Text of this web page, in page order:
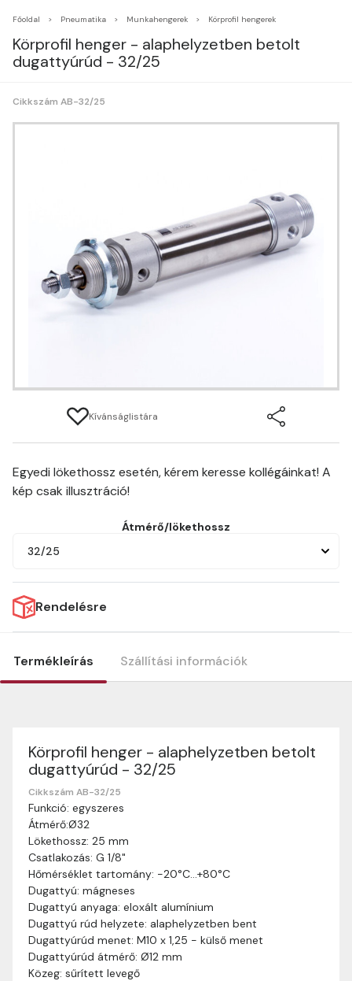
Főoldal Pneumatika Munkahengerek Körprofil hengerek
Körprofil henger - alaphelyzetben betolt
dugattyúrúd - 32/25
Cikkszám AB-32/25
Kívánságlistára
Egyedi lökethossz esetén, kérem keresse kollégáinkat! A
kép csak illusztráció!
Átmérő/lökethossz
32/25
Rendelésre
Termékleírás Szállítási információk
Körprofil henger - alaphelyzetben betolt
dugattyúrúd - 32/25
Cikkszám AB-32/25
Funkció: egyszeres
Átmérő:Ø32
Lökethossz: 25 mm
Csatlakozás: G 1/8"
Hőmérséklet tartomány: -20°C…+80°C
Dugattyú: mágneses
Dugattyú anyaga: eloxált alumínium
Dugattyú rúd helyzete: alaphelyzetben bent
Dugattyúrúd menet: M10 x 1,25 - külső menet
Dugattyúrúd átmérő: Ø12 mm
Közeg: sűrített levegő
Szállítási információk
Nagyon köszönjük, hogy webshopunkat választottátok
vásárlásaitokhoz. Az alábbiakban megtaláljátok szállítási
információinkat, hogy a vásárlásotok gördülékenyen és
zökkenőmentesen történhessen.
Szállítási idő:
munkanapon belül kézbesítjük. Amennyiben
valamilyen okból kifolyólag a szállítás hosszabb
ideig tart, előre értesítünk benneteket.
Szállítási díj:
A szállítási díj függ a termék súlyától
és a szállítási cím távolságától. A pontos szállítási
díjat a vásárlás folyamata során megtekinthetitek,
mielőtt a rendelést véglegesítitek.